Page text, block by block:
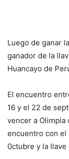
Luego de ganar
ganador de la
Huancayo de
El encuentro
16 y el 22 de
vencer a Olimpia
encuentro con el
0ctubre y la